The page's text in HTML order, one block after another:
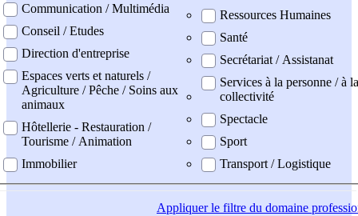
Communication / Multimédia
Conseil / Etudes
Direction d'entreprise
Espaces verts et naturels /
Agriculture / Pêche / Soins aux
animaux
Hôtellerie - Restauration /
Tourisme / Animation
Immobilier
Ressources Humaines
Santé
Secrétariat / Assistanat
Services à la personne / à la
collectivité
Spectacle
Sport
Transport / Logistique
Appliquerle filtre du domaine